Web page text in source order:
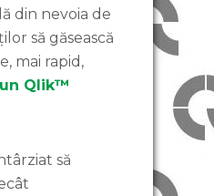
din nevoia de
să găsească
mai rapid,
Qlik™
să